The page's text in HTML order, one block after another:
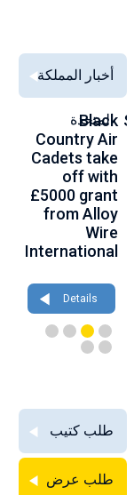
أخبار المملكة
المتحدة
Black
Country Air
Cadets take
off with
£5000 grant
from Alloy
Wire
International
Details
طلب كتيب
طلب عرض